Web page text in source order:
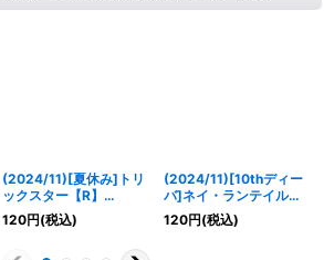
(2024/11)[夏休み]トリ
ックスター【R】
{BSC43-RV009}《黄》
120円(税込)
(2024/11)[10thディー
バ]ネイ・ランテイル
【M】{BSC43-022}
《黄》
120円(税込)